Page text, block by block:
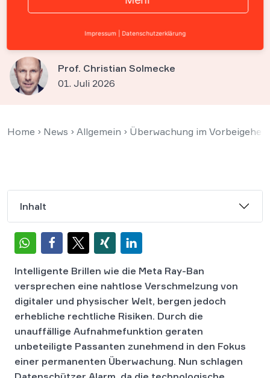
Privatsphäre der
Mitmenschen bedrohen
Prof. Christian Solmecke
01. Juli 2026
Home › News › Allgemein › Überwachung im
Inhalt
Intelligente Brillen wie die Meta Ray-Ban
versprechen eine nahtlose Verschmelzung von
digitaler und physischer Welt, bergen jedoch
erhebliche rechtliche Risiken. Durch die
unauffällige Aufnahmefunktion geraten
unbeteiligte Passanten zunehmend in den Fokus
einer permanenten Überwachung. Nun schlagen
Impressum Datenschutzerklärung